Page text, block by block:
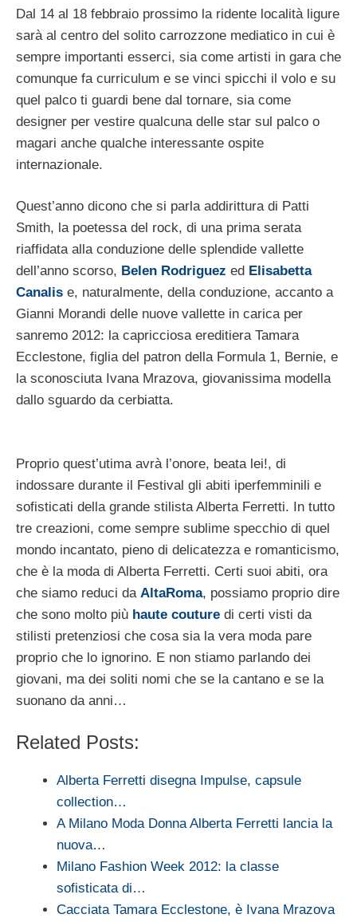
Dal 14 al 18 febbraio prossimo la ridente località ligure
sarà al centro del solito carrozzone mediatico in cui è
sempre importanti esserci, sia come artisti in gara che
comunque fa curriculum e se vinci spicchi il volo e su
quel palco ti guardi bene dal tornare, sia come
designer per vestire qualcuna delle star sul palco o
magari anche qualche interessante ospite
internazionale.
Quest’anno dicono che si parla addirittura di Patti
Smith, la poetessa del rock, di una prima serata
riaffidata alla conduzione delle splendide vallette
dell’anno scorso, Belen Rodriguez ed Elisabetta
Canalis e, naturalmente, della conduzione, accanto a
Gianni Morandi delle nuove vallette in carica per
sanremo 2012: la capricciosa ereditiera Tamara
Ecclestone, figlia del patron della Formula 1, Bernie, e
la sconosciuta Ivana Mrazova, giovanissima modella
dallo sguardo da cerbiatta.
Proprio quest’utima avrà l’onore, beata lei!, di
indossare durante il Festival gli abiti iperfemminili e
sofisticati della grande stilista Alberta Ferretti. In tutto
tre creazioni, come sempre sublime specchio di quel
mondo incantato, pieno di delicatezza e romanticismo,
che è la moda di Alberta Ferretti. Certi suoi abiti, ora
che siamo reduci da AltaRoma, possiamo proprio dire
che sono molto più haute couture di certi visti da
stilisti pretenziosi che cosa sia la vera moda pare
proprio che lo ignorino. E non stiamo parlando dei
giovani, ma dei soliti nomi che se la cantano e se la
suonano da anni…
Related Posts:
Alberta Ferretti disegna Impulse, capsule
collection…
A Milano Moda Donna Alberta Ferretti lancia la
nuova…
Milano Fashion Week 2012: la classe
sofisticata di…
Cacciata Tamara Ecclestone, è Ivana Mrazova